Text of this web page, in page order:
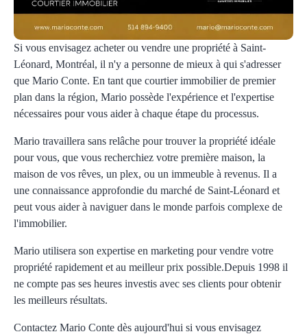
Si vous envisagez acheter ou vendre une propriété à Saint-
Léonard, Montréal, il n'y a personne de mieux à qui s'adresser
que Mario Conte. En tant que courtier immobilier de premier
plan dans la région, Mario possède l'expérience et l'expertise
nécessaires pour vous aider à chaque étape du processus.
Mario travaillera sans relâche pour trouver la propriété idéale
pour vous, que vous recherchiez votre première maison, la
maison de vos rêves, un plex, ou un immeuble à revenus. Il a
une connaissance approfondie du marché de Saint-Léonard et
peut vous aider à naviguer dans le monde parfois complexe de
l'immobilier.
Mario utilisera son expertise en marketing pour vendre votre
propriété rapidement et au meilleur prix possible.Depuis 1998 il
ne compte pas ses heures investis avec ses clients pour obtenir
les meilleurs résultats.
Contactez Mario Conte dès aujourd'hui si vous envisagez